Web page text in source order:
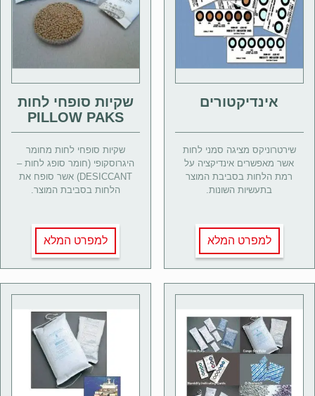
אינדיקטורים
שירטרוניקס מציגה סמני לחות
אשר מאפשרים אינדיקציה על
רמת הלחות בסביבת המוצר
בתעשיות השונות.
למפרט המלא
שקיות סופחי לחות
PILLOW PAKS
שקיות סופחי לחות מחומר
היגרוסקופי (חומר סופג לחות –
DESICCANT) אשר סופח את
הלחות בסביבת המוצר.
למפרט המלא